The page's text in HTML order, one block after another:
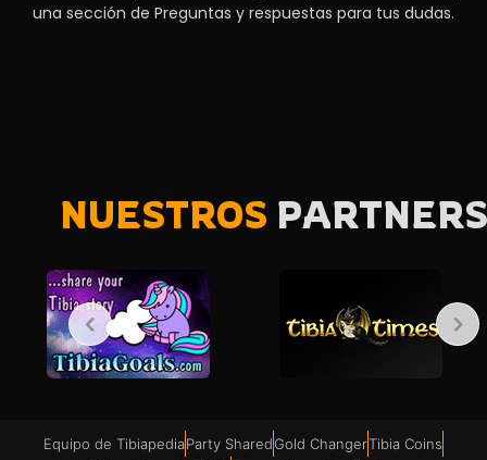
una sección de Preguntas y respuestas para tus dudas.
NUESTROS PARTNERS
Equipo de TibiapediaParty SharedGold ChangerTibia Coins